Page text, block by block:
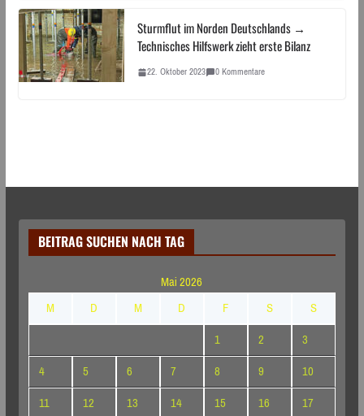
Sturmflut im Norden Deutschlands →
Technisches Hilfswerk zieht erste Bilanz
22. Oktober 2023 0 Kommentare
BEITRAG SUCHEN NACH TAG
Mai 2026
M
D M D F S
S
1
2
3
4
5 6 7 8 9
10
11
12 13 14 15 16
17